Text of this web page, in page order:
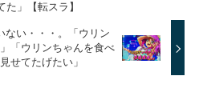
た」【転スラ】
ない・・・。「ウリン
「ウリンちゃんを食べ
せてたげたい」